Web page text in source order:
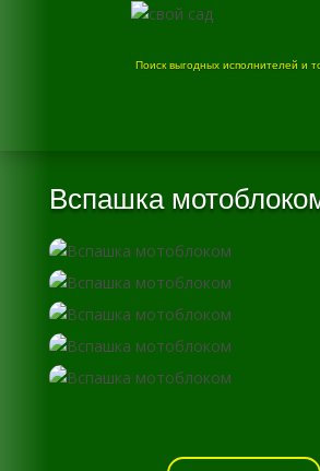
Поиск выгодных исполнителей и
Вспашка